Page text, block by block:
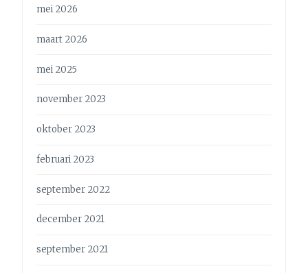
mei 2026
maart 2026
mei 2025
november 2023
oktober 2023
februari 2023
september 2022
december 2021
september 2021